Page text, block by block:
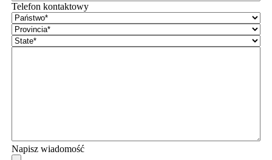
Telefon kontaktowy
Napisz wiadomość